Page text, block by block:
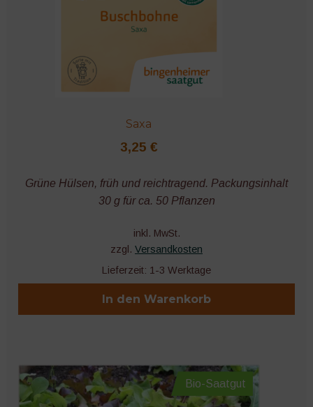
Saxa
3,25 €
Grüne Hülsen, früh und reichtragend. Packungsinhalt
30 g für ca. 50 Pflanzen
inkl. MwSt.
zzgl. Versandkosten
Lieferzeit: 1-3 Werktage
In den Warenkorb
Bio-Saatgut